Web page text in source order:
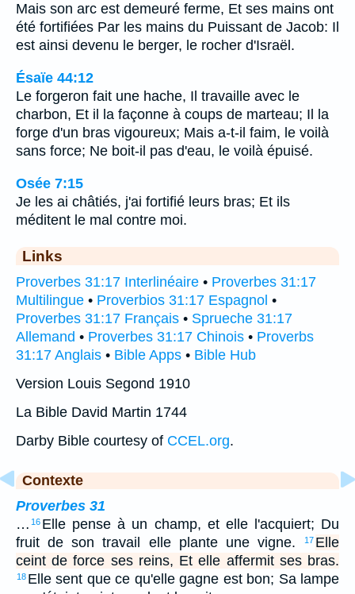
Mais son arc est demeuré ferme, Et ses mains ont
été fortifiées Par les mains du Puissant de Jacob: Il
est ainsi devenu le berger, le rocher d'Israël.
Ésaïe 44:12
Le forgeron fait une hache, Il travaille avec le
charbon, Et il la façonne à coups de marteau; Il la
forge d'un bras vigoureux; Mais a-t-il faim, le voilà
sans force; Ne boit-il pas d'eau, le voilà épuisé.
Osée 7:15
Je les ai châtiés, j'ai fortifié leurs bras; Et ils
méditent le mal contre moi.
Links
Proverbes 31:17 Interlinéaire • Proverbes 31:17
Multilingue • Proverbios 31:17 Espagnol •
Proverbes 31:17 Français • Sprueche 31:17
Allemand • Proverbes 31:17 Chinois • Proverbs
31:17 Anglais • Bible Apps • Bible Hub
Version Louis Segond 1910
La Bible David Martin 1744
Darby Bible courtesy of CCEL.org.
Contexte
Proverbes 31
… 16 Elle pense à un champ, et elle l'acquiert; Du
fruit de son travail elle plante une vigne.
17 Elle
ceint de force ses reins, Et elle affermit ses bras.
18 Elle sent que ce qu'elle gagne est bon; Sa lampe